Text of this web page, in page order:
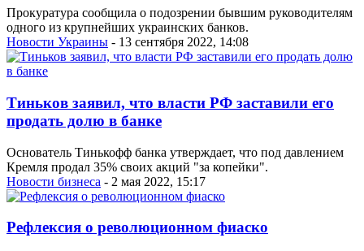
Прокуратура сообщила о подозрении бывшим руководителям
одного из крупнейших украинских банков.
Новости Украины - 13 сентября 2022, 14:08
Тиньков заявил, что власти РФ заставили его
продать долю в банке
Основатель Тинькофф банка утверждает, что под давлением
Кремля продал 35% своих акций "за копейки".
Новости бизнеса - 2 мая 2022, 15:17
Рефлексия о революционном фиаско